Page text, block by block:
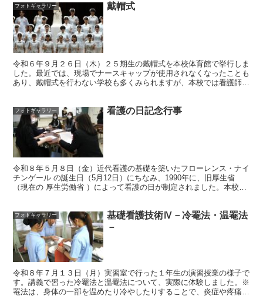
フォトギャラリー 戴帽式
令和６年９月２６日（木）２５期生の戴帽式を本校体育館で挙行しま
した。最近では、現場でナースキャップが使用されなくなったことも
あり、戴帽式を行わない学校も多くみられますが、本校では看護師の
フォトギャラリー 看護の日記念行事
令和８年５月８日（金）近代看護の基礎を築いたフローレンス・ナイ
チンゲール の誕生日（5月12日）にちなみ、1990年に、旧厚生省
（現在の 厚生労働省 ）によって看護の日が制定されました。本校で
フォトギャラリー
基礎看護技術Ⅳ－冷罨法・温罨法
－
令和８年７月１３日（月）実習室で行った１年生の演習授業の様子で
す。講義で習った冷罨法と温罨法について、実際に体験しました。※
罨法は、身体の一部を温めたり冷やしたりすることで、炎症や疼痛を